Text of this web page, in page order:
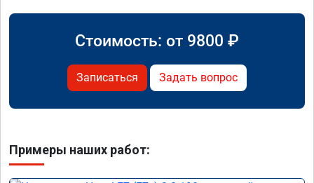
Стоимость: от 9800 ₽
Записаться Задать вопрос
Примеры наших работ: